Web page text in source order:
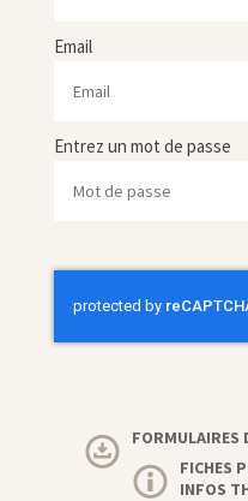
Email
Entrez un mot de passe
FORMULAIRES
FICHES
INFOS